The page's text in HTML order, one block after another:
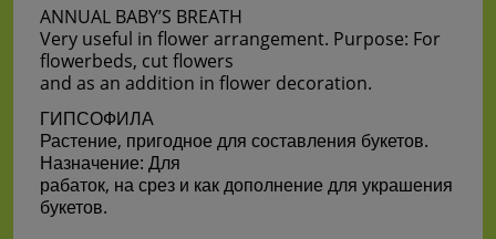
ANNUAL BABY’S BREATH
Very useful in flower arrangement. Purpose: For
flowerbeds, cut flowers
and as an addition in flower decoration.
ГИПСОФИЛА
Растение, пригодное для составления букетов.
Назначение: Для
рабаток, на срез и как дополнение для украшения
букетов.